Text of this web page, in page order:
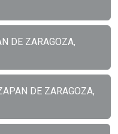
DE ZARAGOZA,
DE ZARAGOZA,